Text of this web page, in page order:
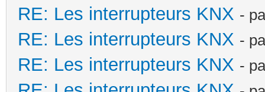
RE: Les interrupteurs KNX -
RE: Les interrupteurs KNX -
RE: Les interrupteurs KNX -